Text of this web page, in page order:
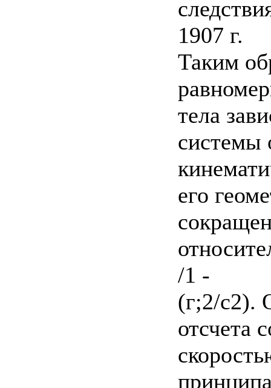
1907 г.
Таким
тела
системы
его
/1 -
(г;2/с2).
отсчета